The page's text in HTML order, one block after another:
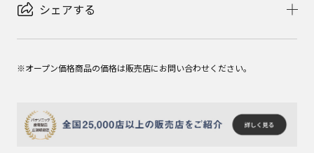
シェアする
※オープン価格商品の価格は販売店にお問い合わせください。